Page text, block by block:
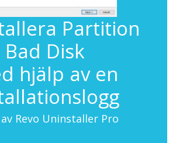
Partition
Bad Disk
hjälp av en
Revo Uninstaller Pro